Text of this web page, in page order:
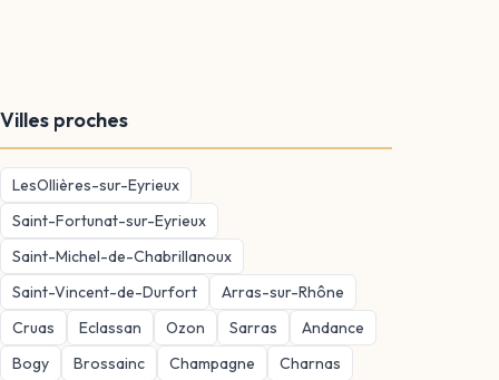
Villes proches
LesOllières-sur-Eyrieux
Saint-Fortunat-sur-Eyrieux
Saint-Michel-de-Chabrillanoux
Saint-Vincent-de-Durfort
Arras-sur-Rhône
Cruas
Eclassan Ozon Sarras
Andance
Bogy
Brossainc Champagne Charnas